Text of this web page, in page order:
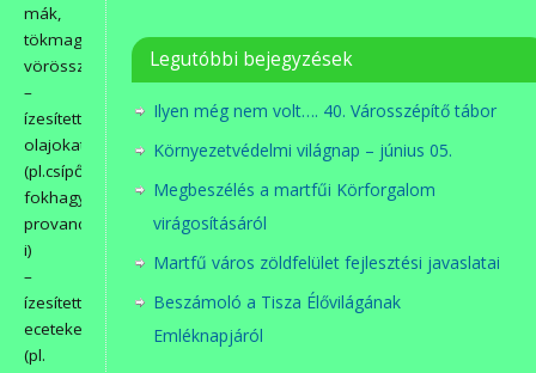
mák,
tökmag,
vörösszőlőmag)
–
ízesített
olajokat
(pl.csípős,
fokhagymás,
provance-
i)
–
ízesített
eceteket
(pl.
Legutóbbi bejegyzések
Ilyen még nem volt…. 40. Városszépítő tábor
Környezetvédelmi világnap – június 05.
Megbeszélés a martfűi Körforgalom
virágosításáról
Martfű város zöldfelület fejlesztési javaslatai
Beszámoló a Tisza Élővilágának
Emléknapjáról